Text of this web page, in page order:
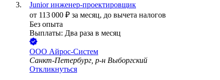
Junior инженер-проектировщик
от 113 000 ₽ за месяц, до вычета налогов
Без опыта
Выплаты: Два раза в месяц
ООО Айрос-Систем
Санкт-Петербург, р-н Выборгский
Откликнуться